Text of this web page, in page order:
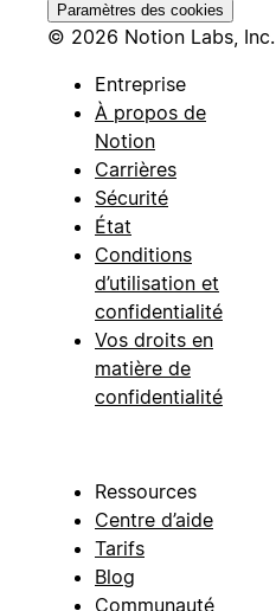
Paramètres des cookies
© 2026 Notion Labs, Inc.
Entreprise
À propos de
Notion
Carrières
Sécurité
État
Conditions
d’utilisation et
confidentialité
Vos droits en
matière de
confidentialité
Ressources
Centre d’aide
Tarifs
Blog
Communauté